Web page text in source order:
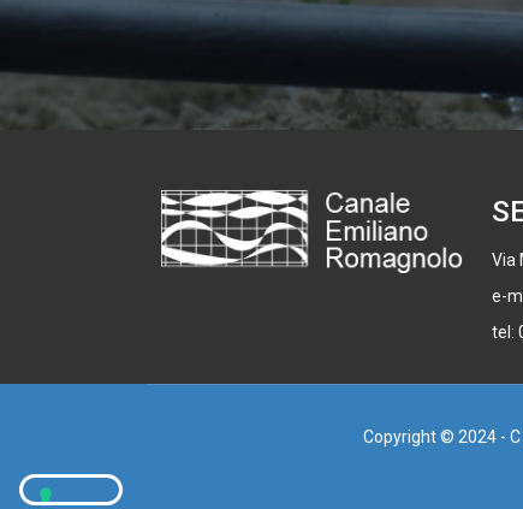
Via
e-
tel:
Copyright © 2024 - C